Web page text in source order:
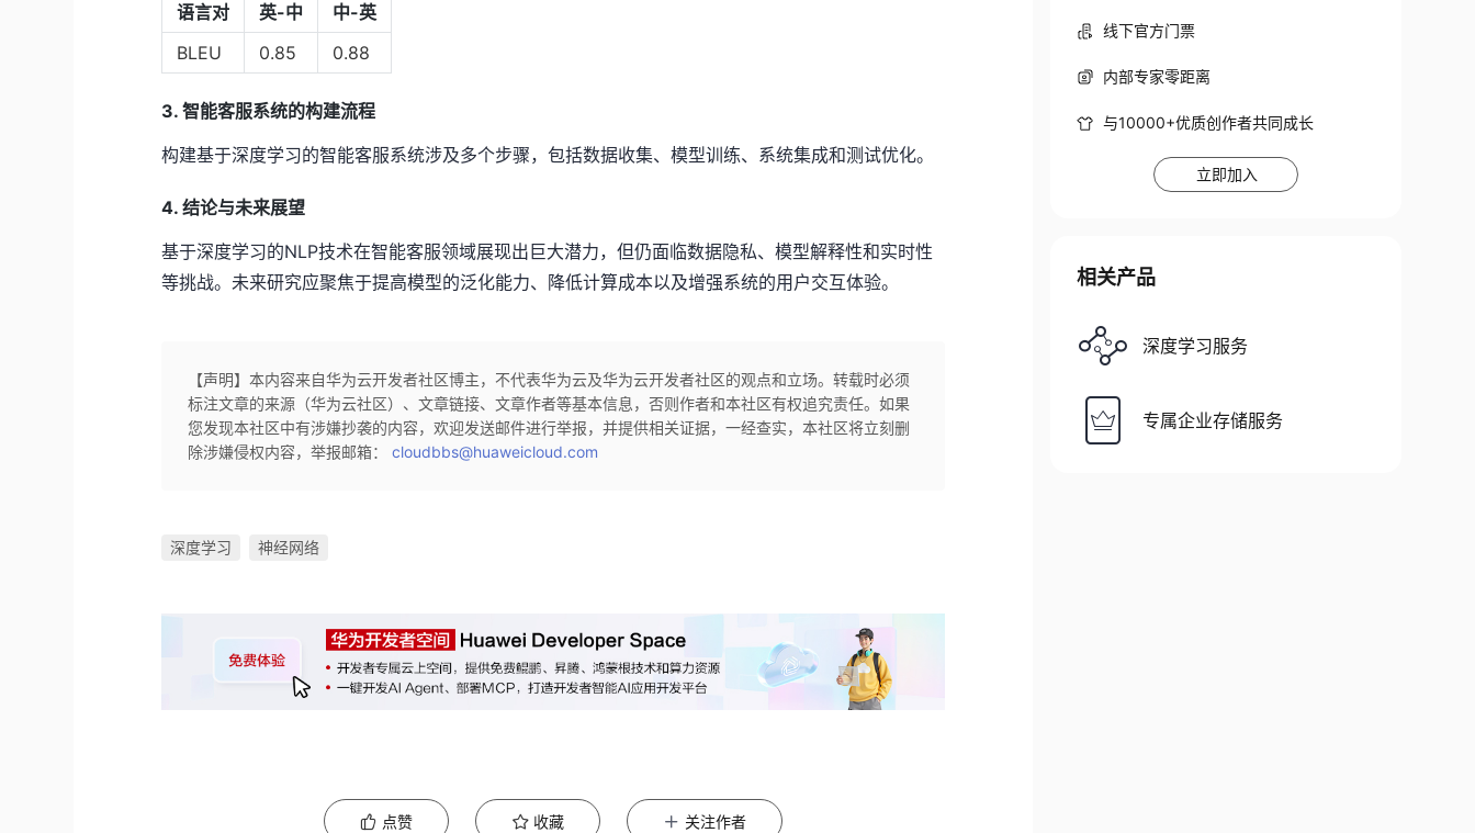
语言对 英-中
中-英
BLEU
0.85 0.88
3. 智能客服系统的构建流程
构建基于深度学习的智能客服系统涉及多个步骤，包括数据收集、模型训练、系统集成和测试优化。
4. 结论与未来展望
基于深度学习的NLP技术在智能客服领域展现出巨大潜力，但仍面临数据隐私、模型解释性和实时性
等挑战。未来研究应聚焦于提高模型的泛化能力、降低计算成本以及增强系统的用户交互体验。
【声明】本内容来自华为云开发者社区博主，不代表华为云及华为云开发者社区的观点和立场。转载时必须
标注文章的来源（华为云社区）、文章链接、文章作者等基本信息，否则作者和本社区有权追究责任。如果
您发现本社区中有涉嫌抄袭的内容，欢迎发送邮件进行举报，并提供相关证据，一经查实，本社区将立刻删
除涉嫌侵权内容，举报邮箱：cloudbbs@huaweicloud.com
深度学习 神经网络
点赞 收藏 关注作者
线下官方门票
内部专家零距离
与10000+优质创作者共同成长
立即加入
相关产品
深度学习服务
专属企业存储服务